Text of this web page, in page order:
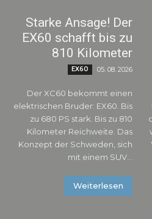
Starke Ansage! Der
EX60 schafft bis zu
810 Kilometer
EX60 05. 08. 2026
Der XC60 bekommt einen
elektrischen Bruder: EX60. Bis
zu 680 PS stark. Bis zu 810
Kilometer Reichweite. Das
Konzept der Schweden, sich
mit einem SUV...
Weiterlesen